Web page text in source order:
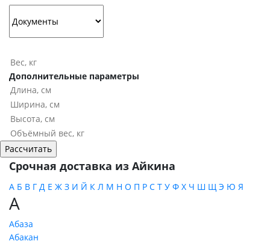
Дополнительные параметры
Срочная доставка из Айкина
А Б В Г Д Е Ж З И Й К Л М Н О П Р С Т У Ф Х Ч Ш Щ Э Ю Я
А
Абаза
Абакан